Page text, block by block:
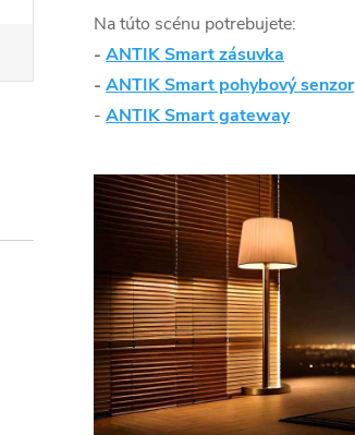
Na túto scénu potrebujete:
- ANTIK Smart zásuvka
- ANTIK Smart pohybový senzor
- ANTIK Smart gateway